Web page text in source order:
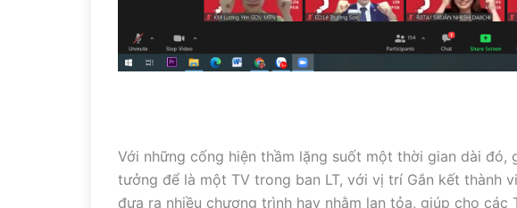
Với những cống hiện thầm lặng suốt một thời gian dài đó,
tưởng để là một TV trong ban LT, với vị trí Gắn kết thành
đưa ra nhiều chương trình hay nhằm lan tỏa, giúp cho các